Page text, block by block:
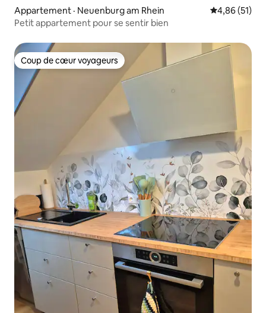
Appartement · Neuenburg am Rhein Note
4,86 (51)
Petit appartement pour se sentir bien
Coup de cœur voyageurs
Coup de cœur voyageurs